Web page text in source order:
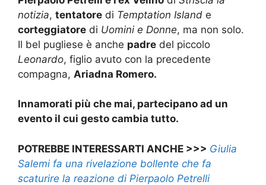
notizia, tentatore di Temptation Island e
corteggiatore di Uomini e Donne, ma non solo.
Il bel pugliese è anche padre del piccolo
Leonardo, figlio avuto con la precedente
compagna, Ariadna Romero.
Innamorati più che mai, partecipano ad un
evento il cui gesto cambia tutto.
POTREBBE INTERESSARTI ANCHE >>> Giulia
Salemi fa una rivelazione bollente che fa
scaturire la reazione di Pierpaolo Petrelli